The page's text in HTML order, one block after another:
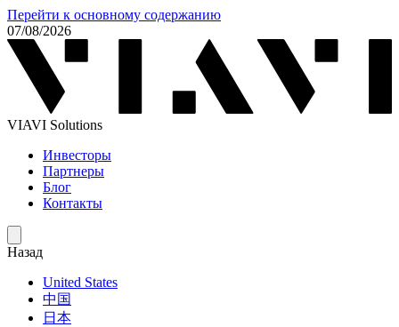
Перейти к основному содержанию
07/08/2026
VIAVI Solutions
Инвесторы
Партнеры
Блог
Контакты
Назад
United States
中国
日本